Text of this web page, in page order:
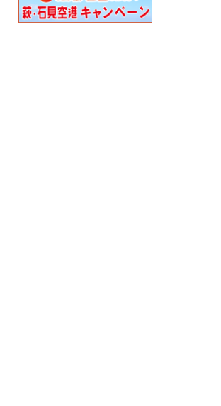
観な景色…